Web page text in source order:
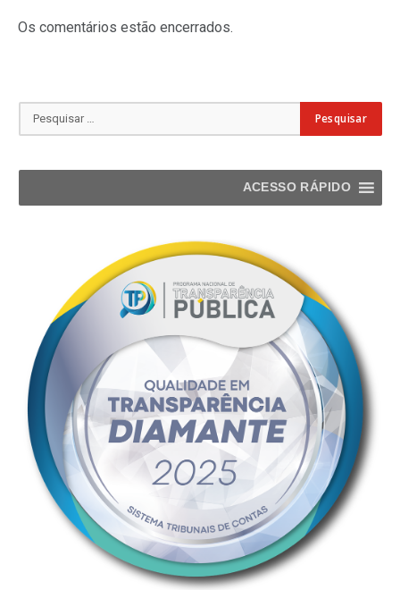
Os comentários estão encerrados.
ACESSO RÁPIDO